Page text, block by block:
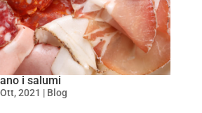
i salumi
2021 | Blog